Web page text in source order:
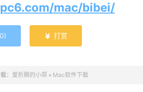
mac/bibei/
0)  打赏
： 爱折腾的小郑» Mac软件下载